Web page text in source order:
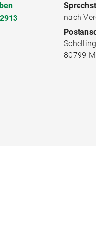
nach
80799